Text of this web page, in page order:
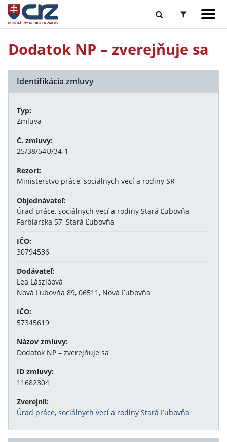
Dodatok NP – zverejňuje sa
Identifikácia zmluvy
Typ:
Zmluva
Č. zmluvy:
25/38/54U/34-1
Rezort:
Ministerstvo práce, sociálnych vecí a rodiny SR
Objednávateľ:
Úrad práce, sociálnych vecí a rodiny Stará Ľubovňa
Farbiarska 57, Stará Ľubovňa
IČO:
30794536
Dodávateľ:
Lea Lászlóová
Nová Ľubovňa 89, 06511, Nová Ľubovňa
IČO:
57345619
Názov zmluvy:
Dodatok NP – zverejňuje sa
ID zmluvy:
11682304
Zverejnil:
Úrad práce, sociálnych vecí a rodiny Stará Ľubovňa